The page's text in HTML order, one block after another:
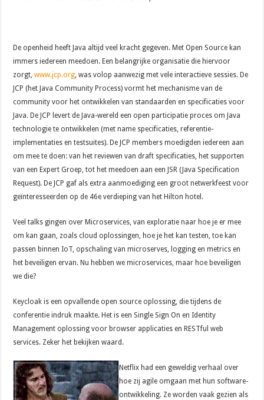
De openheid heeft Java altijd veel kracht gegeven. Met Open Source kan
immers iedereen meedoen. Een belangrijke organisatie die hiervoor
zorgt,www.jcp.org , was volop aanwezig met vele interactieve sessies. De
JCP (het Java Community Process) vormt het mechanisme van de
community voor het ontwikkelen van standaarden en specificaties voor
Java. De JCP levert de Java-wereld een open participatie proces om Java
technologie te ontwikkelen (met name specificaties, referentie-
implementaties en testsuites). De JCP members moedigden iedereen aan
om mee te doen: van het reviewen van draft specificaties, het supporten
van een Expert Groep, tot het meedoen aan een JSR (Java Specification
Request). De JCP gaf als extra aanmoediging een groot netwerkfeest voor
geïnteresseerden op de 46e verdieping van het Hilton hotel.
Veel talks gingen over Microservices, van exploratie naar hoe je er mee
om kan gaan, zoals cloud oplossingen, hoe je het kan testen, toe kan
passen binnen IoT, opschaling van microserves, logging en metrics en
het beveiligen ervan. Nu hebben we microservices, maar hoe beveiligen
we die?
Keycloak is een opvallende open source oplossing, die tijdens de
conferentie indruk maakte. Het is een Single Sign On en Identity
Management oplossing voor browser applicaties en RESTful web
services. Zeker het bekijken waard.
Netflix had een geweldig verhaal over
hoe zij agile omgaan met hun software-
ontwikkeling. Ze worden vaak gezien als